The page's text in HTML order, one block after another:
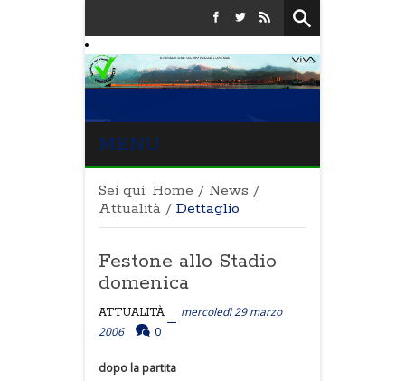
MENU
Sei qui: Home / News /
Attualità / Dettaglio
Festone allo Stadio
domenica
ATTUALITÀ
mercoledì 29 marzo
2006
0
dopo la partita